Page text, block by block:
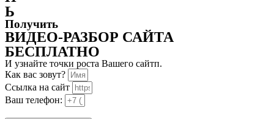
Ь
Получить
ВИДЕО-РАЗБОР САЙТА
БЕСПЛАТНО
И узнайте точки роста Вашего сайтп.
Как вас зовут?
Ссылка на сайт
Ваш телефон: